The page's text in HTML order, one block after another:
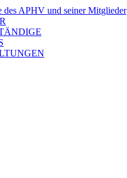
des APHV und seiner Mitglieder